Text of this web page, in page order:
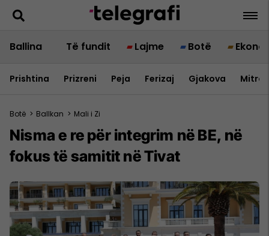
Ballina Të fundit Lajme Botë
Prishtina Prizreni Peja Ferizaj Gjakova
Botë > Ballkan > Mali i Zi
Nisma e re për integrim në BE, në
fokus të samitit në Tivat